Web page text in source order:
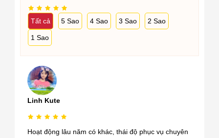
Tất cả 5 Sao 4 Sao 3 Sao 2 Sao
1 Sao
Linh Kute
Hoạt động lâu năm có khác, thái độ phục vụ chuyên